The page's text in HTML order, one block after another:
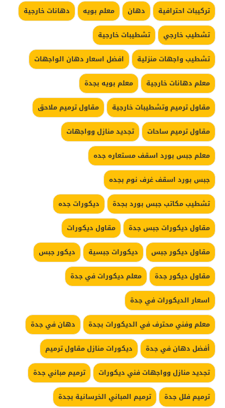
تركيبات احترافية
دهان معلم بويه
دهانات خارجية
تشطيب خارجي
تشطيبات خارجية
تشطيب واجهات منزلية
افضل اسعار دهان الواجهات
معلم دهانات خارجية
معلم بويه بجدة
مقاول ترميم وتشطيبات خارجية
مقاول ترميم ملاحق
مقاول ترميم ساحات
تجديد منازل وواجهات
معلم جبس بورد اسقف مستعاره جده
جبس بورد اسقف غرف نوم بجده
تشطيب مكاتب جبس بورد بجدة
ديكورات جده
مقاول ديكورات جبس جدة
مقاول ديكورات
مقاول ديكور جبس
ديكورات جبسية
ديكور جبس
مقاول ديكور جدة
معلم ديكورات في جدة
اسعار الديكورات في جدة
معلم وفني محترف في الديكورات بجدة
دهان في جدة
أفضل دهان في جدة
ديكورات منازل مقاول ترميم
تجديد منازل وواجهات فني ديكورات
ترميم مباني جدة
ترميم فلل جدة
ترميم المباني الخرسانية بجدة